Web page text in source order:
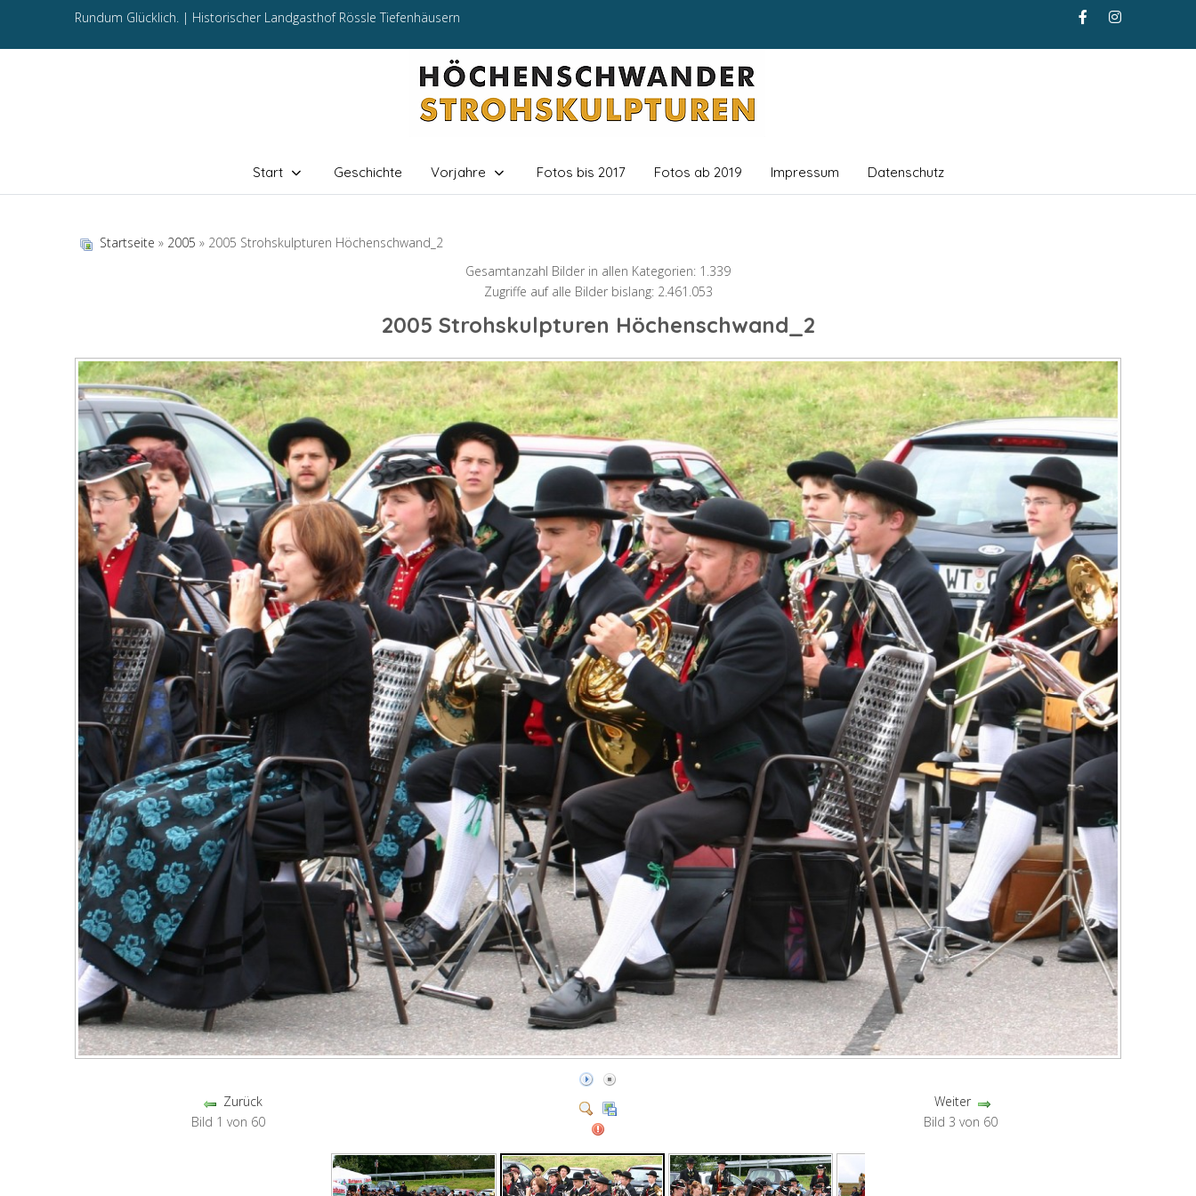
Rundum Glücklich. | Historischer Landgasthof Rössle Tiefenhäusern
Start Geschichte Vorjahre Fotos bis 2017 Fotos ab 2019 Impressum Datenschutz
Startseite » 2005 » 2005 Strohskulpturen Höchenschwand_2
Gesamtanzahl Bilder in allen Kategorien: 1.339
Zugriffe auf alle Bilder bislang: 2.461.053
2005 Strohskulpturen Höchenschwand_2
Zurück
Bild 1 von 60
Weiter
Bild 3 von 60